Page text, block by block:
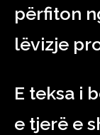
përfiton
lëvizje
E teksa i
e tjerë e